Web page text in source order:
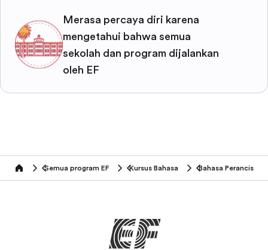
Merasa percaya diri karena
mengetahui bahwa semua
sekolah dan program dijalankan
oleh EF
home Semua program EF Kursus Bahasa Bahasa Perancis